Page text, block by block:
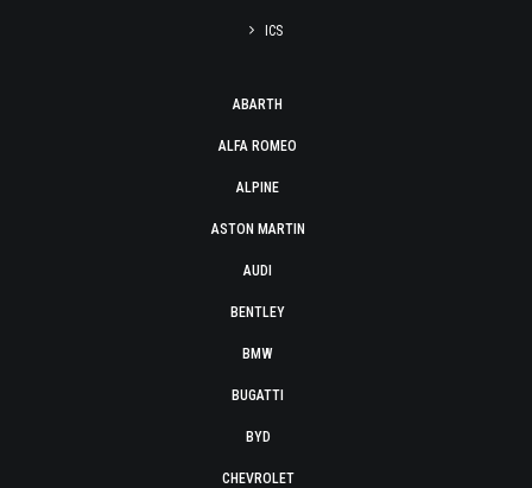
ICS
ABARTH
ALFA ROMEO
ALPINE
ASTON MARTIN
AUDI
BENTLEY
BMW
BUGATTI
BYD
CHEVROLET